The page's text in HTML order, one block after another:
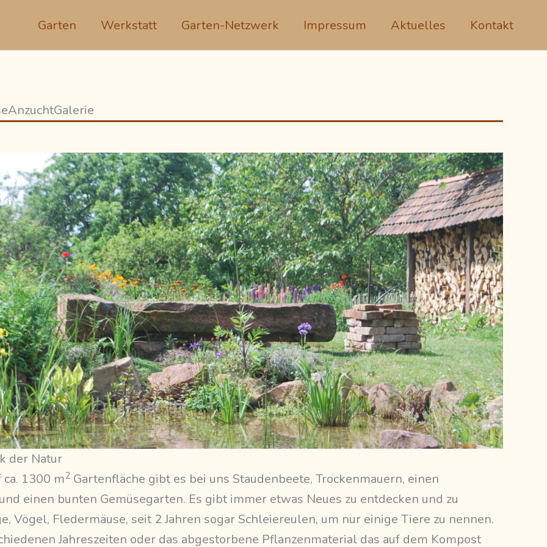
Garten Werkstatt Garten-Netzwerk Impressum Aktuelles Kontakt
AnzuchtGalerie
der Natur
1300 m2 Gartenfläche gibt es bei uns Staudenbeete, Trockenmauern, einen
einen bunten Gemüsegarten. Es gibt immer etwas Neues zu entdecken und zu
Vögel, Fledermäuse, seit 2 Jahren sogar Schleiereulen, um nur einige Tiere zu nennen.
Jahreszeiten oder das abgestorbene Pflanzenmaterial das auf dem Kompost